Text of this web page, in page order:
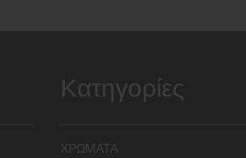
Κατηγορίες
ΧΡΩΜΑΤΑ